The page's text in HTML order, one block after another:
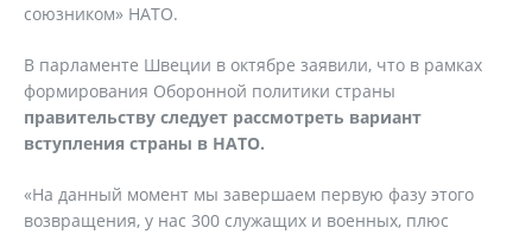
союзником» НАТО.
В парламенте Швеции в октябре заявили, что в рамках
формирования Оборонной политики страны
правительству следует рассмотреть вариант
вступления страны в НАТО.
«На данный момент мы завершаем первую фазу этого
возвращения, у нас 300 служащих и военных, плюс